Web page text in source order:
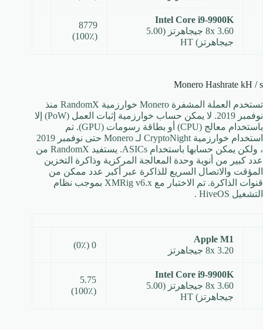
Intel Core i9-9900K
8x 3.60 جيجاهرتز (5.00
جيجاهرتز) HT
8779
(100٪)
Monero Hashrate kH / s
تستخدم العملة المشفرة Monero خوارزمية RandomX منذ
نوفمبر 2019. لا يمكن حساب خوارزمية إثبات العمل (PoW) إلا
باستخدام معالج (CPU) أو بطاقة رسومات (GPU). تم
استخدام خوارزمية CryptoNight لـ Monero حتى نوفمبر 2019
، ولكن يمكن حسابها باستخدام ASICs. يستفيد RandomX من
عدد كبير من أنوية وحدة المعالجة المركزية وذاكرة التخزين
المؤقت والاتصال السريع للذاكرة عبر أكبر عدد ممكن من
قنوات الذاكرة. تم الاختبار مع XMRig v6.x بموجب نظام
التشغيل HiveOS .
Apple M1
8x 3.20 جيجاهرتز
0 (0٪)
Intel Core i9-9900K
8x 3.60 جيجاهرتز (5.00
جيجاهرتز) HT
5.75
(100٪)